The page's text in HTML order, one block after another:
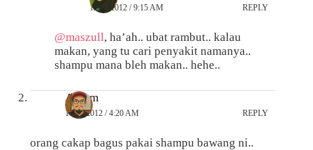
12/08/2012 / 9:15 AM REPLY
@maszull, ha’ah.. ubat rambut.. kalau
makan, yang tu cari penyakit namanya..
shampu mana bleh makan.. hehe..
Anarm
11/08/2012 / 4:20 AM REPLY
orang cakap bagus pakai shampu bawang ni..